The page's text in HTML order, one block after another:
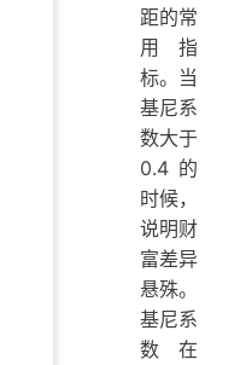
距的常
用指
标。当
基尼系
数大于
0.4 的
时候，
说明财
富差异
悬殊。
基尼系
数在